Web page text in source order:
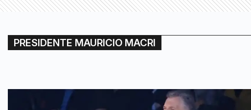
PRESIDENTE MAURICIO MACRI